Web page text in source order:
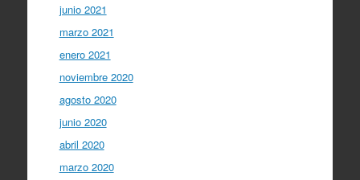
junio 2021
marzo 2021
enero 2021
noviembre 2020
agosto 2020
junio 2020
abril 2020
marzo 2020